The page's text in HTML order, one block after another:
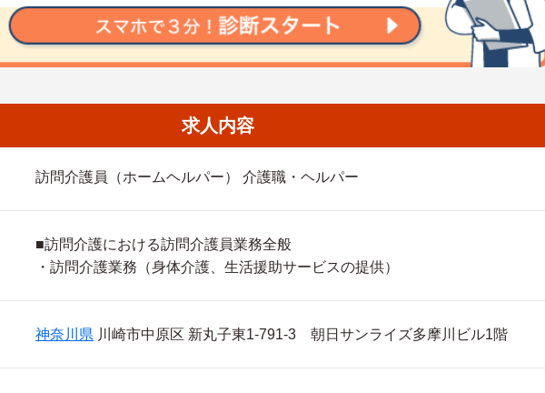
求人内容
訪問介護員（ホームヘルパー） 介護職・ヘルパー
■訪問介護における訪問介護員業務全般
・訪問介護業務（身体介護、生活援助サービスの提供）
神奈川県 川崎市中原区 新丸子東1-791-3 朝日サンライズ多摩川ビル1階